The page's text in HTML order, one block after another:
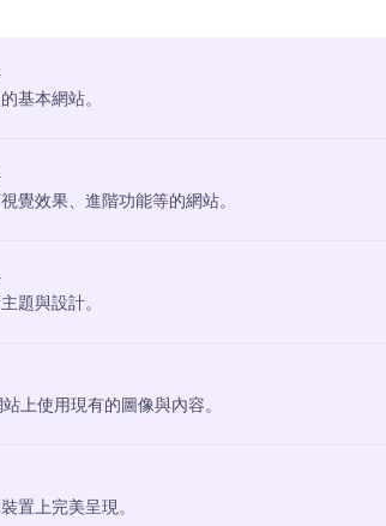
基本網站。
覺效果、進階功能等的網站。
題與設計。
上使用現有的圖像與內容。
置上完美呈現。